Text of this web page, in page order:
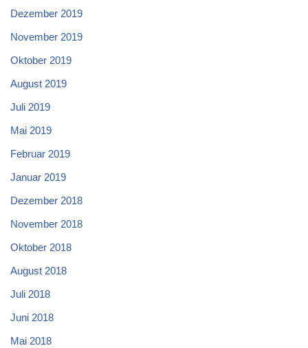
Dezember 2019
November 2019
Oktober 2019
August 2019
Juli 2019
Mai 2019
Februar 2019
Januar 2019
Dezember 2018
November 2018
Oktober 2018
August 2018
Juli 2018
Juni 2018
Mai 2018